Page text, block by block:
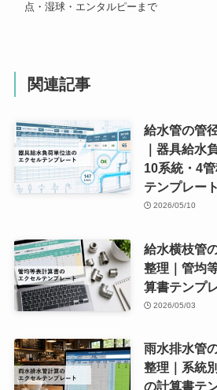
点・湿球・エンタルピーまで
関連記事
給水管の管
｜器具給水
10系統・4
テンプレート
2026/05/10
給水横枝管
整理｜管均
算書テンプ
2026/05/03
雨水排水管
整理｜系統
の計算書テ